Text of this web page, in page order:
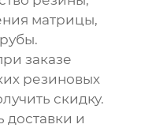
матрицы,
заказе
резиновых
скидку.
доставки и